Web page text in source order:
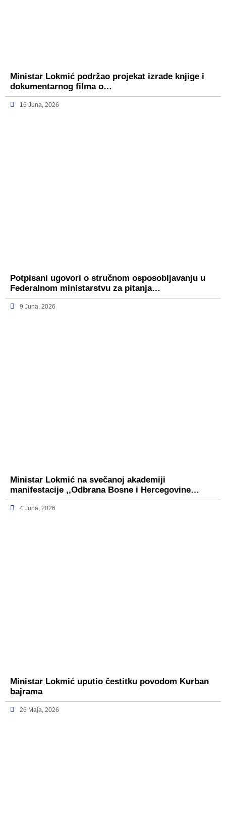
Ministar Lokmić podržao projekat izrade knjige i
dokumentarnog filma o…
16 Juna, 2026
Potpisani ugovori o stručnom osposobljavanju u
Federalnom ministarstvu za pitanja…
9 Juna, 2026
Ministar Lokmić na svečanoj akademiji
manifestacije ,,Odbrana Bosne i Hercegovine…
4 Juna, 2026
Ministar Lokmić uputio čestitku povodom Kurban
bajrama
26 Maja, 2026